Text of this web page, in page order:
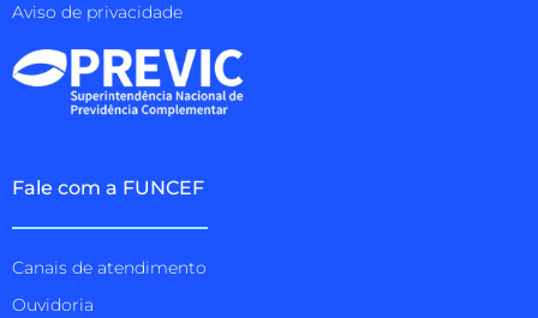
Aviso de privacidade
Fale com a FUNCEF
Canais de atendimento
Ouvidoria